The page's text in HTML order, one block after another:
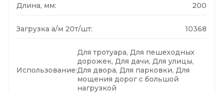
Длина, мм: 200
Загрузка а/м 20т/шт: 10368
Использование:
Для тротуара, Для пешеходных
дорожек, Для дачи, Для улицы,
Для двора, Для парковки, Для
мощения дорог с большой
нагрузкой